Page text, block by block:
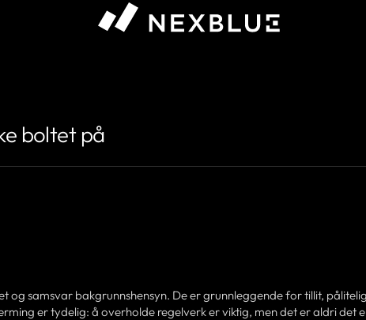
boltet på
og samsvar bakgrunnshensyn. De er grunnleggende for tillit,
er tydelig: å overholde regelverk er viktig, men det er aldri det